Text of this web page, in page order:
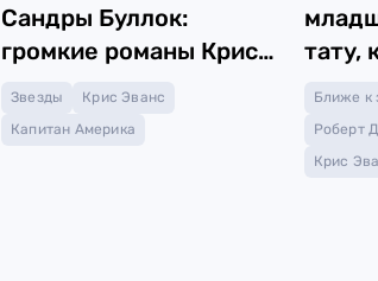
Сандры Буллок:
громкие романы Криса
Эванса
Звезды
Крис Эванс
Капитан Америка
тату,
Ближе к
Роберт
Крис